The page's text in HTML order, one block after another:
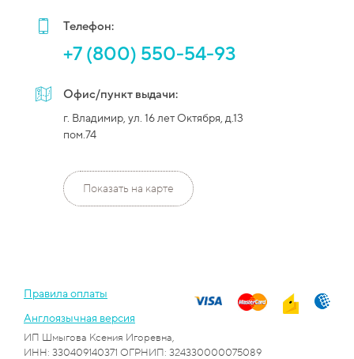
Телефон:
+7 (800) 550-54-93
Офис/пункт выдачи:
г. Владимир, ул. 16 лет Октября, д.13
пом.74
Показать на карте
Правила оплаты
Англоязычная версия
ИП Шмыгова Ксения Игоревна,
ИНН: 330409140371 ОГРНИП: 324330000075089